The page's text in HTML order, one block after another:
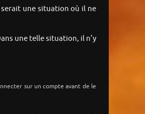
serait une situation où il ne
une telle situation, il n’y
sur un compte avant de le